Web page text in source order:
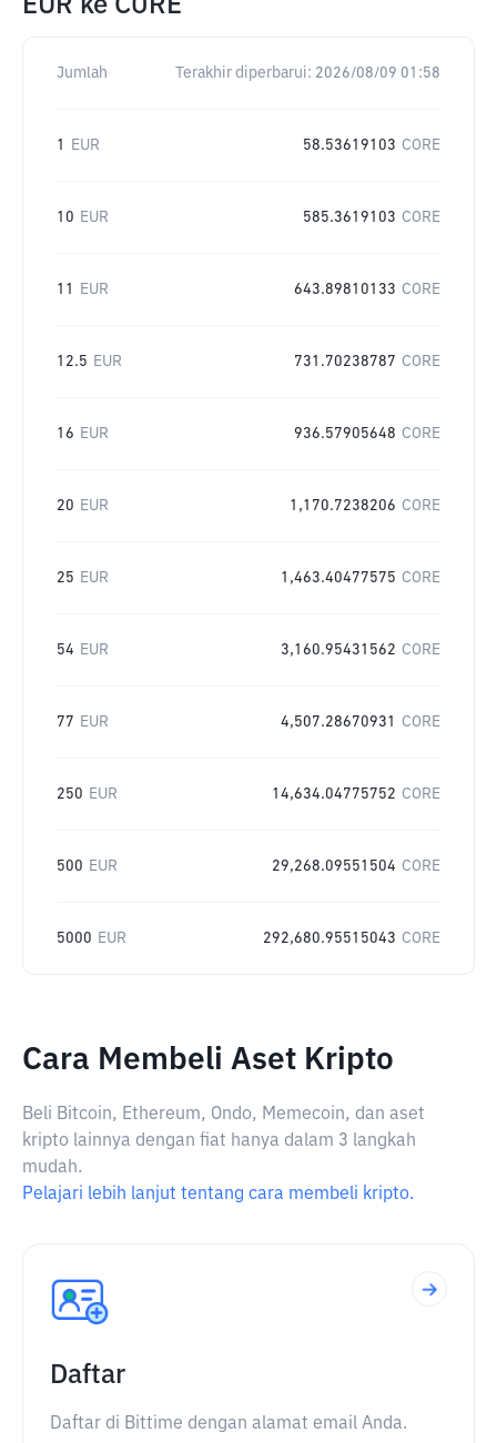
EUR ke CORE
Jumlah Terakhir diperbarui: 2026/08/09 01:58
1 EUR 58.53619103 CORE
10 EUR 585.3619103 CORE
11 EUR 643.89810133 CORE
12.5 EUR 731.70238787 CORE
16 EUR 936.57905648 CORE
20 EUR 1,170.7238206 CORE
25 EUR 1,463.40477575 CORE
54 EUR 3,160.95431562 CORE
77 EUR 4,507.28670931 CORE
250 EUR 14,634.04775752 CORE
500 EUR 29,268.09551504 CORE
5000 EUR 292,680.95515043 CORE
Cara Membeli Aset Kripto
Beli Bitcoin, Ethereum, Ondo, Memecoin, dan aset
kripto lainnya dengan fiat hanya dalam 3 langkah
mudah.
Pelajari lebih lanjut tentang cara membeli kripto.
Daftar
Daftar di Bittime dengan alamat email Anda.